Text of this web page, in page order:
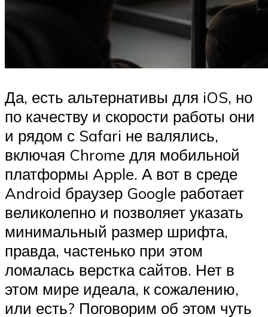
Да, есть альтернативы для iOS, но
по качеству и скорости работы они
и рядом с Safari не валялись,
включая Chrome для мобильной
платформы Apple. А вот в среде
Android браузер Google работает
великолепно и позволяет указать
минимальный размер шрифта,
правда, частенько при этом
ломалась верстка сайтов. Нет в
этом мире идеала, к сожалению,
или есть? Поговорим об этом чуть